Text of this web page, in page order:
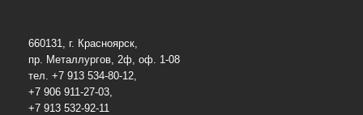
660131, г. Красноярск,
пр. Металлургов, 2ф, оф. 1-08
тел. +7 913 534-80-12,
+7 906 911-27-03,
+7 913 532-92-11